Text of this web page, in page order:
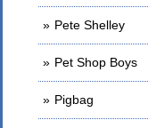
Pete Shelley
Pet Shop Boys
Pigbag